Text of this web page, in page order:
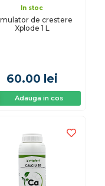
In stoc
de crestere
Xplode 1 L
60.00 lei
Adauga in cos